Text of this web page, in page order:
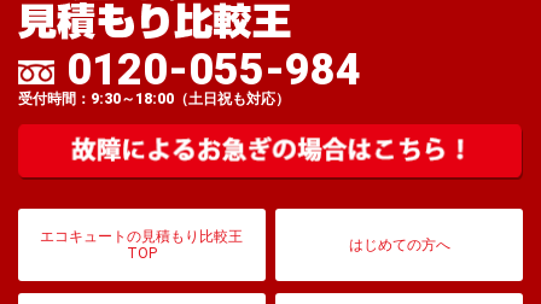
0120-055-984
受付時間：9:30～18:00（土日祝も対応）
エコキュートの見積もり比較王
TOP
はじめての方へ